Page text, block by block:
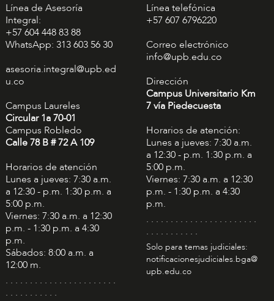
Línea de Asesoría
Integral:
+57 604 448 83 88
WhatsApp: 313 603 56 30
asesoria.integral@upb.ed
u.co
Campus Laureles
Circular 1a 70-01
Campus Robledo
Calle 78 B # 72 A 109
Horarios de atención
Lunes a jueves: 7:30 a.m.
a 12:30 - p.m. 1:30 p.m. a
5:00 p.m.
Viernes: 7:30 a.m. a 12:30
p.m. - 1:30 p.m. a 4:30
p.m.
Sábados: 8:00 a.m. a
12:00 m.
. . . . . . . . . . . . . . . . . . . . . . .
. . . . . . . . . . .
Línea telefónica
+57 607 6796220
Correo electrónico
info@upb.edu.co
Dirección
Campus Universitario Km
7 vía Piedecuesta
Horarios de atención:
Lunes a jueves: 7:30 a.m.
a 12:30 - p.m. 1:30 p.m. a
5:00 p.m.
Viernes: 7:30 a.m. a 12:30
p.m. - 1:30 p.m. a 4:30
p.m.
. . . . . . . . . . . . . . . . . . . . . . .
. . . . . . . . . . .
Solo para temas judiciales:
notificacionesjudiciales.bga@
upb.edu.co